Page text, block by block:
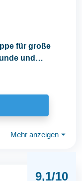
für große
und
Mehr anzeigen ⏷
9,1/10